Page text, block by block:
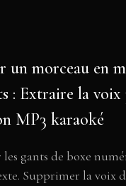
un morceau en
: Extraire la
MP3 karaoké
gants de boxe
Supprimer la voix